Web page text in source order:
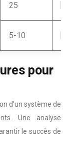
25
5-10
pour
d’un système de
Une analyse
le succès de